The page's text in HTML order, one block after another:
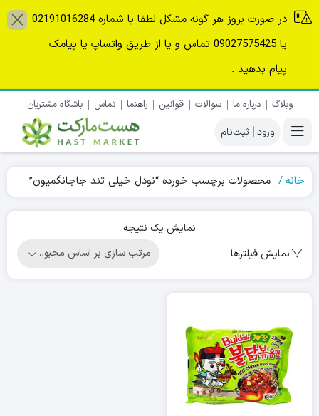
در صورت بروز هر گونه مشکل لطفا با شماره 02191016284
یا 09027575425 تماس و یا از طریق واتساپ یا پیامک
پیام بدهید .
وبلاگ درباره ما سوالات قوانین راهنما تماس باشگاه مشتریان
|
خانه محصولات برچسب خورده “نودل خیلی تند جاجانگمیون”
نمایش یک نتیجه
نمایش فیلترها